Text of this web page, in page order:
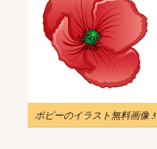
ポピーのイラスト無料画像 3